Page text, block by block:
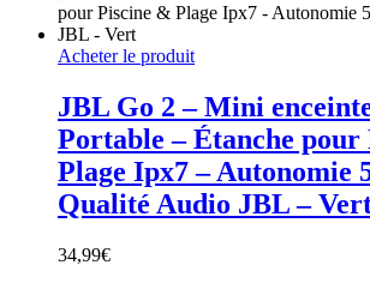
Acheter le produit
JBL Go 2 – Mini
Portable – Étanche pour
Plage Ipx7 – Autonomie
Qualité Audio JBL –
34,99€